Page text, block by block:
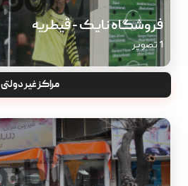
فروشگاه نایک - قیطریه
1 تصویر
مراکز غیر دولتی